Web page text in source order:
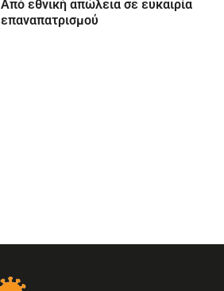
Aπό εθνική απώλεια σε ευκαιρία
επαναπατρισμού